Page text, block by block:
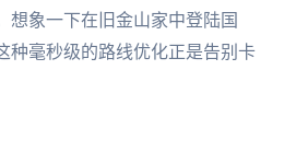
想象一下在旧金山家中登陆国
种毫秒级的路线优化正是告别卡